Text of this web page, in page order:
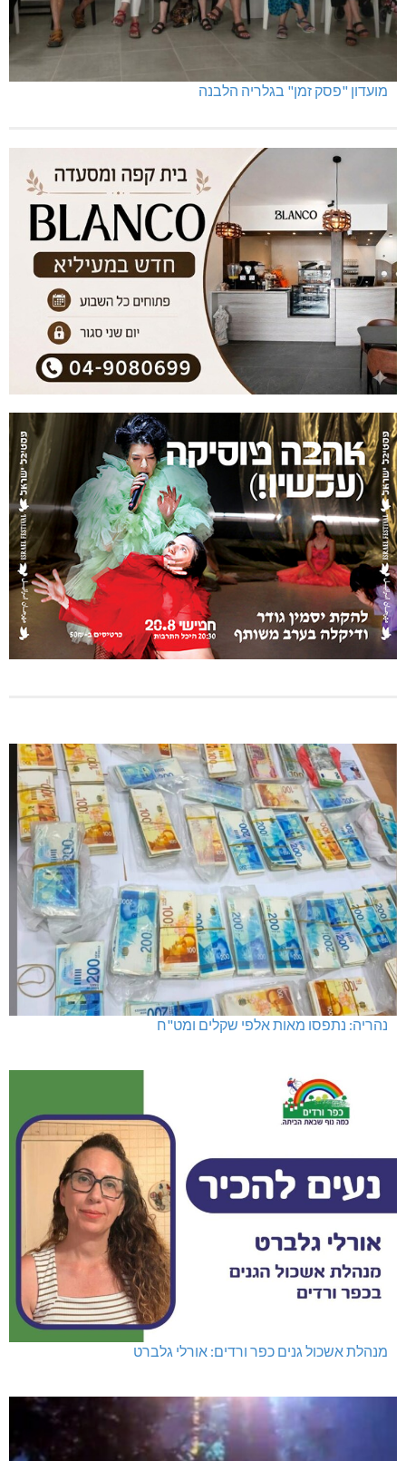
מועדון "פסק זמן" בגלריה הלבנה
נהריה: נתפסו מאות אלפי שקלים ומט"ח
מנהלת אשכול גנים כפר ורדים: אורלי גלברט